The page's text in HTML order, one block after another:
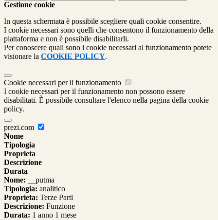
Gestione cookie
In questa schermata è possibile scegliere quali cookie consentire.
I cookie necessari sono quelli che consentono il funzionamento della
piattaforma e non è possibile disabilitarli.
Per conoscere quali sono i cookie necessari al funzionamento potete
visionare la COOKIE POLICY.
Cookie necessari per il funzionamento
I cookie necessari per il funzionamento non possono essere
disabilitati. È possibile consultare l'elenco nella pagina della cookie
policy.
prezi.com
Nome
Tipologia
Proprieta
Descrizione
Durata
Nome: __putma
Tipologia: analitico
Proprieta: Terze Parti
Descrizione: Funzione
Durata: 1 anno 1 mese